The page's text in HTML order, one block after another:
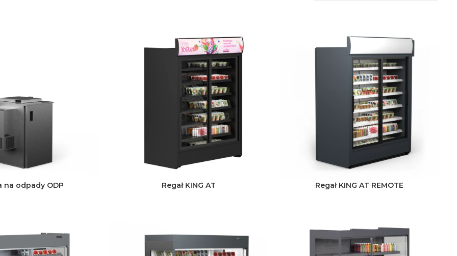
na odpady ODP Regał KING AT Regał KING AT REMOTE